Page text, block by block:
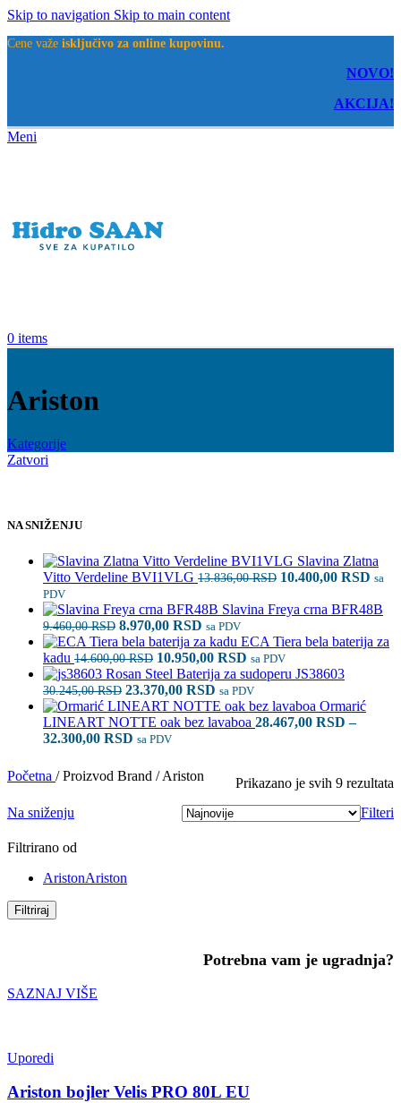
Skip to navigation Skip to main content
Cene važe isključivo za online kupovinu.
NOVO!
AKCIJA!
Meni
0 items
Ariston
Kategorije
Zatvori
NA SNIŽENJU
Slavina Zlatna
Vitto Verdeline BVI1VLG 13.836,00RSD Originalna
je
13.836,00 RSD.
10.400,00 RSD
je:
sa
PDV
Slavina Freya crna BFR48B
9.460,00RSD Originalna
cena
je
bila:
9.460,00 RSD.
8.970,00 RSD Trenutna
cena
je:
8.970,00 RSD.
sa PDV
ECA Tiera bela baterija za
kadu 14.600,00RSD Originalna
cena
je
bila:
14.600,00 RSD.
10.950,00 RSD Trenutna
cena
je:
10.950,00 RSD.
sa PDV
Rosan Steel Baterija za sudoperu JS38603
30.245,00RSD Originalna
cena
je
bila:
23.370,00 RSD Trenutna
cena
je:
sa PDV
Ormarić
LINEART NOTTE oak bez lavaboa 28.467,00 RSD –
32.300,00 RSD Raspon
28.467,00 RSD
32.300,00 RSD
sa PDV
Početna / Proizvod Brand / Ariston Prikazano je svih 9 rezultata
Na sniženju Filteri
Filtrirano od
AristonAriston
Filtriraj
Potrebna vam je ugradnja?
SAZNAJ VIŠE
Uporedi
Ariston bojler Velis PRO 80L EU